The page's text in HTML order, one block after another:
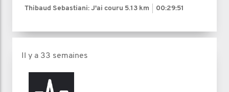
Thibaud Sebastiani: J'ai couru 5.13 km 00:29:51
Il y a 33 semaines